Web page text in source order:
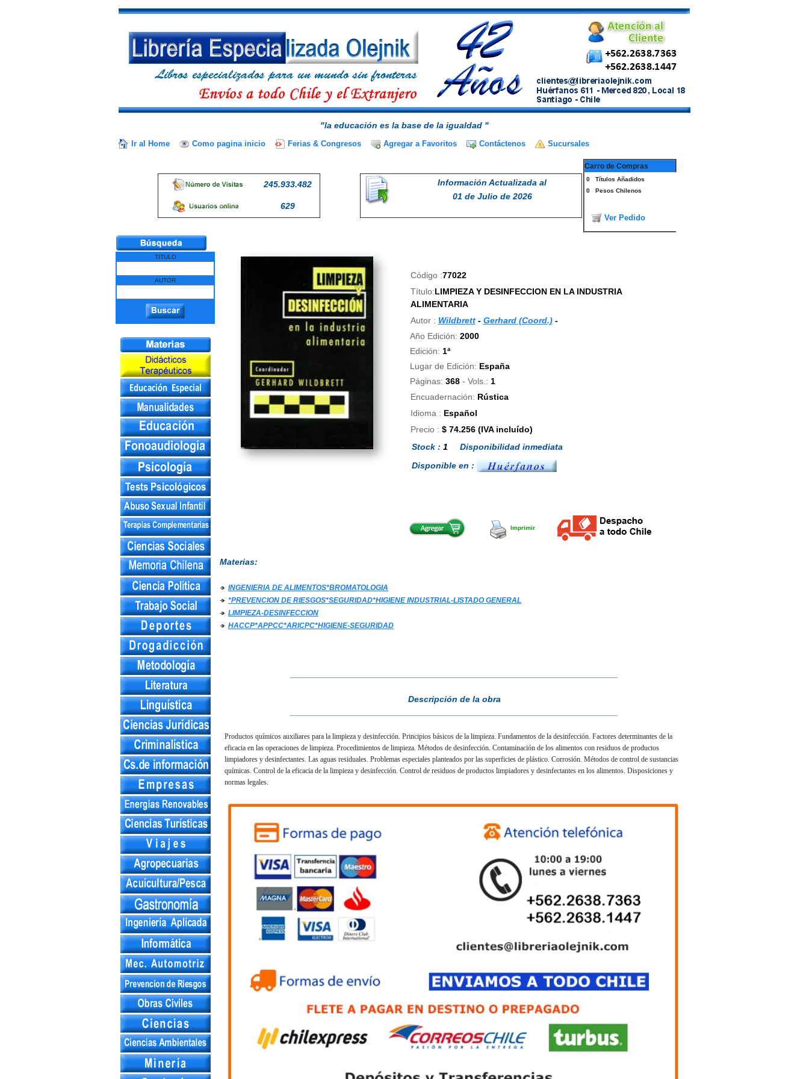
"la educación es la base de la igualdad "
Ir al Home Como pagina inicio Ferias & Congresos Agregar a Favoritos Contáctenos Sucursales
245.933.482
629
Información Actualizada al
01 de Julio de 2026
Carro de Compras
0 Títulos Añadidos
0 Pesos Chilenos
Ver Pedido
TITULO
AUTOR
Código :77022
Título:LIMPIEZA Y DESINFECCION EN LA INDUSTRIA
ALIMENTARIA
Autor : Wildbrett - Gerhard (Coord.) -
Año Edición: 2000
Edición: 1ª
Lugar de Edición: España
Páginas: 368- Vols.: 1
Encuadernación: Rústica
Idioma : Español
Precio : $ 74.256 (IVA incluído)
Stock : 1 Disponibilidad inmediata
Disponible en :
Imprimir
Materias:
INGENIERIA DE ALIMENTOS*BROMATOLOGIA
*PREVENCION DE RIESGOS*SEGURIDAD*HIGIENE INDUSTRIAL-LISTADO GENERAL
LIMPIEZA-DESINFECCION
HACCP*APPCC*ARICPC*HIGIENE-SEGURIDAD
Descripción de la obra
Productos químicos auxiliares para la limpieza y desinfección. Principios básicos de la limpieza. Fundamentos de la desinfección. Factores determinantes de la
eficacia en las operaciones de limpieza. Procedimientos de limpieza. Métodos de desinfección. Contaminación de los alimentos con residuos de productos
limpiadores y desinfectantes. Las aguas residuales. Problemas especiales planteados por las superficies de plástico. Corrosión. Métodos de control de sustancias
químicas. Control de la eficacia de la limpieza y desinfección. Control de residuos de productos limpiadores y desinfectantes en los alimentos. Disposiciones y
normas legales.